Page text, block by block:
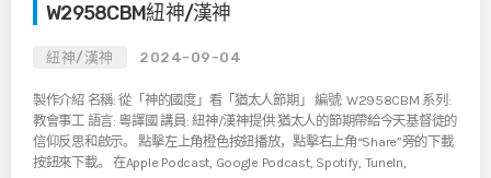
W2958CBM紐神/漢神
紐神/漢神 2024-09-04
製作介紹 名稱: 從「神的國度」看「猶太人節期」 編號: W2958CBM 系列:
教會事工 語言: 粵譯國 講員: 紐神/漢神提供 猶太人的節期帶給今天基督徒的
信仰反思和啟示。 點擊左上角橙色按鈕播放，點擊右上角“Share”旁的下載
按鈕來下載。 在Apple Podcast, Google Podcast, Spotify, TuneIn,